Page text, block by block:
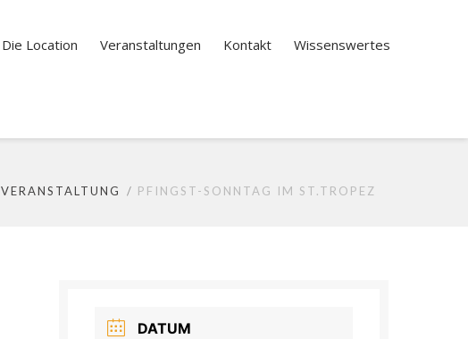
Die Location Veranstaltungen Kontakt Wissenswertes
VERANSTALTUNG PFINGST-SONNTAG IM ST.TROPEZ
DATUM